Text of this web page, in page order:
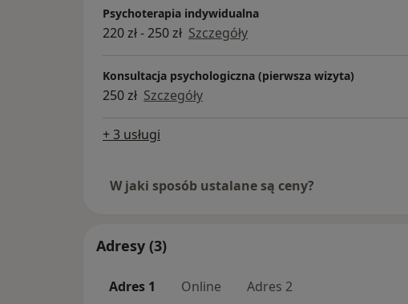
Psychoterapia indywidualna
220 zł - 250 zł Szczegóły
Konsultacja psychologiczna (pierwsza wizyta)
250 zł Szczegóły
+ 3 usługi
W jaki sposób ustalane są ceny?
Adresy (3)
Adres 1 Online Adres 2